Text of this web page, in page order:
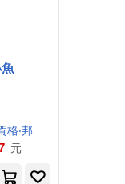
安娜．馬德里斯
‧邦許(Helga Bansch)
元